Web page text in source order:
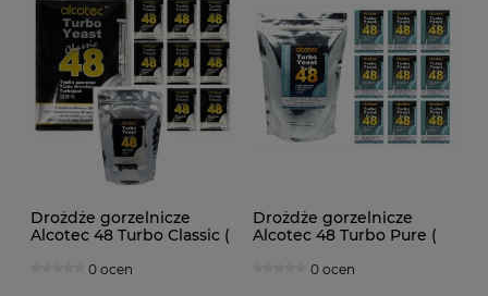
Drożdże gorzelnicze
Alcotec 48 Turbo Classic (
0 ocen
Drożdże gorzelnicze
Alcotec 48 Turbo Pure (
0 ocen